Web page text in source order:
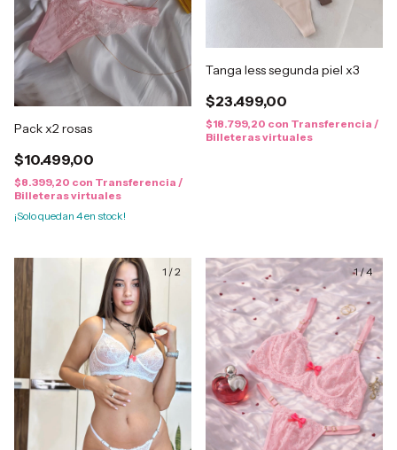
Pack x2 rosas
$10.499,00
$8.399,20 con Transferencia /
Billeteras virtuales
¡Solo quedan 4en stock!
Tanga less segunda piel x3
$23.499,00
$18.799,20 con Transferencia /
Billeteras virtuales
1 /2 1/4